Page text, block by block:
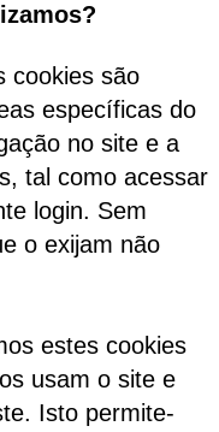
cookies são
específicas do
no site e a
tal como acessar
login. Sem
o exijam não
estes cookies
usam o site e
Isto permite-